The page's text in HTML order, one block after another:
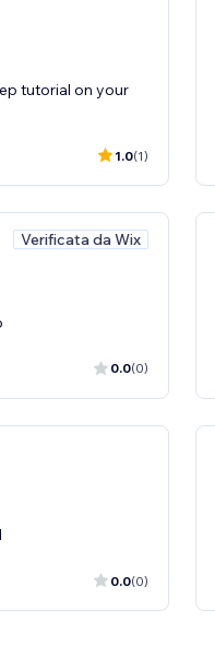
tutorial on your
1.0(1)
Verificata da Wix
0.0(0)
0.0(0)